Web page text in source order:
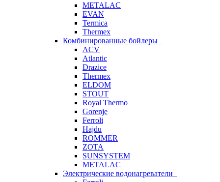
METALAC
EVAN
Termica
Thermex
Комбинированные бойлеры
ACV
Atlantic
Drazice
Thermex
ELDOM
STOUT
Royal Thermo
Gorenje
Ferroli
Hajdu
ROMMER
ZOTA
SUNSYSTEM
METALAC
Электрические водонагреватели